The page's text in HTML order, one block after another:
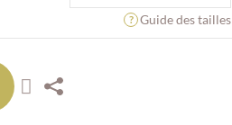
Guide des tailles